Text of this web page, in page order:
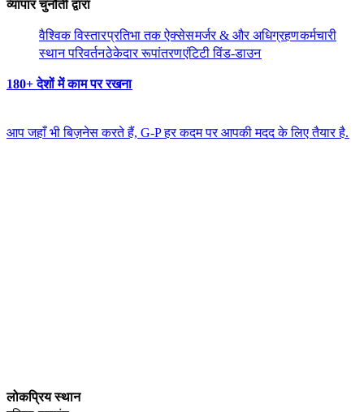
व्यापार चुनौती द्वारा​​
वैश्विक विस्तार​​प्रतिभा तक ऐक्सेस​​मर्जर & और अधिग्रहण​​कर्मचारी
स्थान परिवर्तन​​ठेकेदार रूपांतरण​​एंटिटी विंड-डाउन​​
180+ देशों में काम पर रखना​​
आप जहाँ भी बिज़नेस करते हैं, G-P हर कदम पर आपकी मदद के लिए तैयार है.​​
लोकप्रिय स्थान​​